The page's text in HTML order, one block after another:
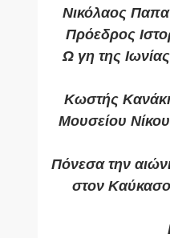
Νικόλαος
Πρόεδρος
Ω γη της
Κωστής
Μουσείου
Πόνεσα την
στον Καύκασο